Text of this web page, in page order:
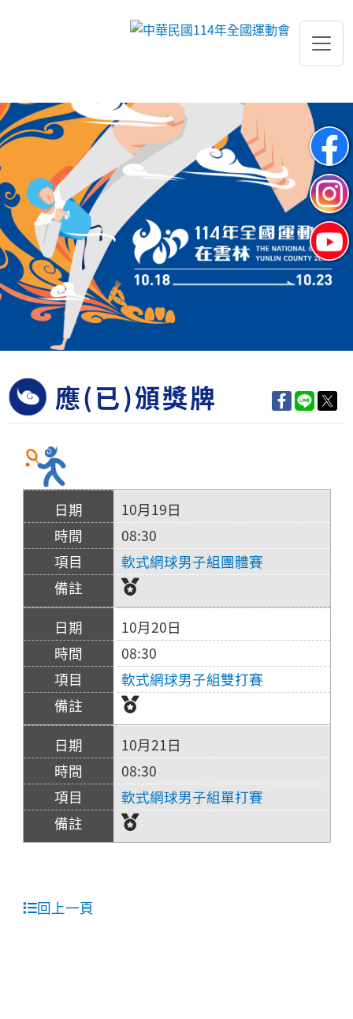
跳到主要內容
應(已)頒獎牌
10月19日
08:30
軟式網球男子組團體賽
10月20日
08:30
軟式網球男子組雙打賽
10月21日
08:30
軟式網球男子組單打賽
回上一頁